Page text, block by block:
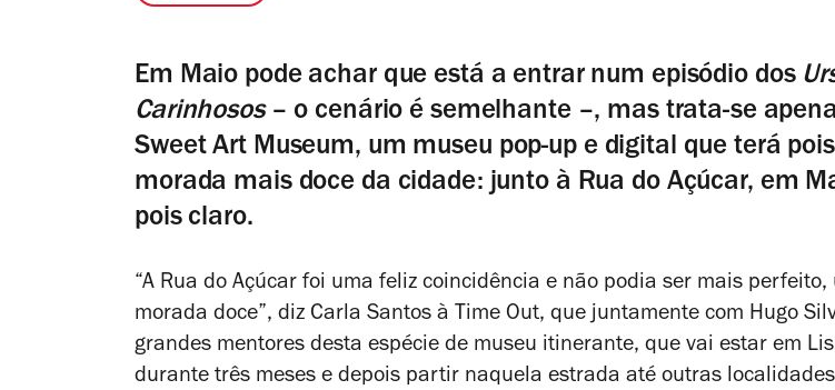
Em Maio pode achar que está a entrar num episódio dos
Carinhosos– o cenário é semelhante –, mas trata-se
Sweet Art Museum, um museu pop-up e digital que terá
morada mais doce da cidade: junto à Rua do Açúcar, em
pois claro.
“A Rua do Açúcar foi uma feliz coincidência e não podia ser mais perfeito,
morada doce”, diz Carla Santos à Time Out, que juntamente com Hugo
grandes mentores desta espécie de museu itinerante, que vai estar em
durante três meses e depois partir naquela estrada até outras